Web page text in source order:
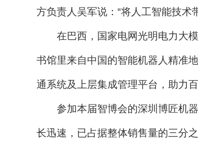
方负责人吴军说：“将人工智能技
在巴西，国家电网光明电力大模
书馆里来自中国的智能机器人精准
通系统及上层集成管理平台，助力
参加本届智博会的深圳博匠机器
长迅速，已占据整体销售量的三分